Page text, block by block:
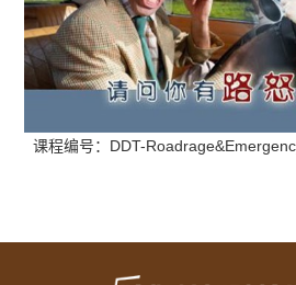
课程编号：DDT-